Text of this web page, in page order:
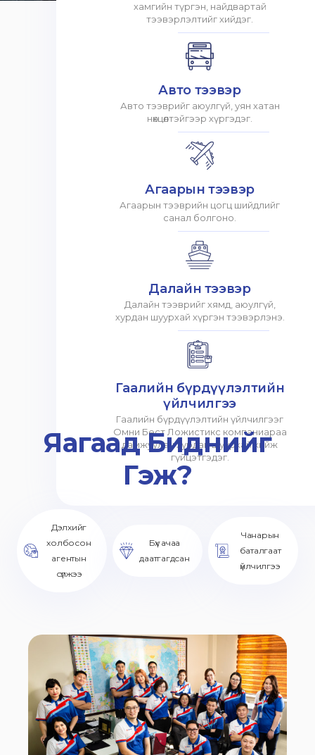
хамгийн түргэн, найдвартай
тээвэрлэлтийг хийдэг.
Авто тээвэр
Авто тээврийг аюулгүй, уян хатан
нөхцөлтэйгээр хүргэдэг.
Агаарын тээвэр
Агаарын тээврийн цогц шийдлийг
санал болгоно.
Далайн тээвэр
Далайн тээврийг хямд, аюулгүй,
хурдан шуурхай хүргэн тээвэрлэнэ.
Гаалийн бүрдүүлэлтийн
үйлчилгээ
Гаалийн бүрдүүлэлтийн үйлчилгээг
Омни Бест Ложистикс компаниараа
дамжуулан хурдан шуурхай хийж
гүйцэтгэдэг.
Яагаад Биднийг
Гэж?
Дэлхийг
холбосон
агентын
сүлжээ
Бүх ачаа
даатгагдсан
Чанарын
баталгаат
үйлчилгээ